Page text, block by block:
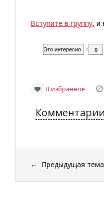
Вступите в группу, и
Это интересно 0
В избранное
Комментарии
← Предыдущая тема